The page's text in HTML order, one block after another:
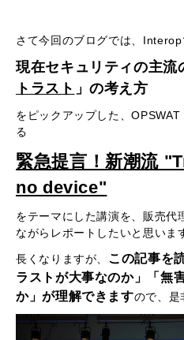
さて今回のブログでは、Interop
現在セキュリティの主流
トラスト 」の考え方
をピックアップした、
る
緊急提言！新潮流
no device"
をテーマにした講演を、販売代
ながらレポートしたいと思いま
長くなりますが、 この記事を
ラストが大事なのか」「無
か」が理解できますので、是